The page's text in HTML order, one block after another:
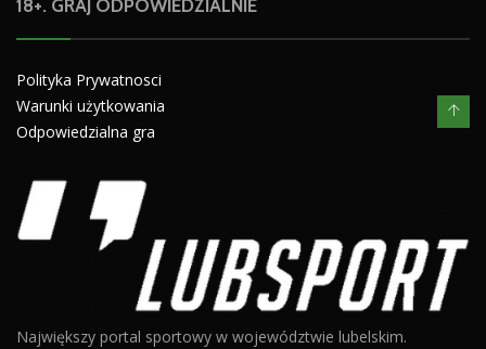
18+. GRAJ ODPOWIEDZIALNIE
Polityka Prywatnosci
Warunki użytkowania
Odpowiedzialna gra
Największy portal sportowy w województwie lubelskim.